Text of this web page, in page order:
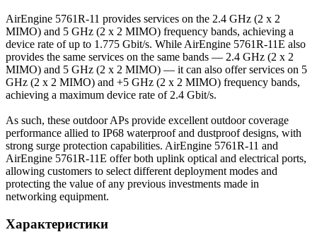
AirEngine 5761R-11 provides services on the 2.4 GHz (2 x 2
MIMO) and 5 GHz (2 x 2 MIMO) frequency bands, achieving a
device rate of up to 1.775 Gbit/s. While AirEngine 5761R-11E also
provides the same services on the same bands — 2.4 GHz (2 x 2
MIMO) and 5 GHz (2 x 2 MIMO) — it can also offer services on 5
GHz (2 x 2 MIMO) and +5 GHz (2 x 2 MIMO) frequency bands,
achieving a maximum device rate of 2.4 Gbit/s.
As such, these outdoor APs provide excellent outdoor coverage
performance allied to IP68 waterproof and dustproof designs, with
strong surge protection capabilities. AirEngine 5761R-11 and
AirEngine 5761R-11E offer both uplink optical and electrical ports,
allowing customers to select different deployment modes and
protecting the value of any previous investments made in
networking equipment.
Характеристики